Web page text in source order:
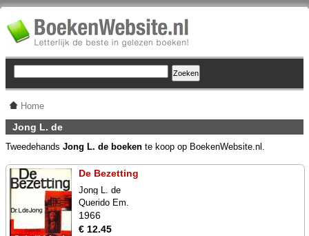
Home
Jong L. de
Tweedehands Jong L. de boeken te koop op BoekenWebsite.nl.
De Bezetting
Jong L. de
Querido Em.
1966
€ 12.45